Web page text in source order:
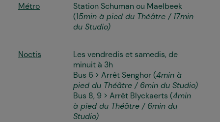
Métro
Station Schuman ou Maelbeek
(15min à pied du Théâtre / 17min
du Studio)
Noctis
Les vendredis et samedis, de
minuit à 3h
Bus 6 > Arrêt Senghor (4min à
pied du Théâtre / 6min du Studio)
Bus 8, 9 > Arrêt Blyckaerts (4min
à pied du Théâtre / 6min du
Studio)